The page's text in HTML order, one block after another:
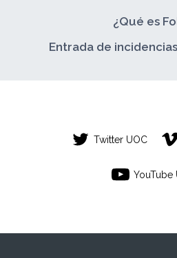
¿Qué es
Entrada de
Twitter UOC
YouTube